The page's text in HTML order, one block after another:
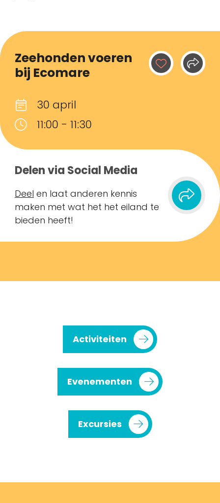
Zeehonden voeren
bij Ecomare
30 april
11:00 - 11:30
Delen via Social Media
Deel en laat anderen kennis
maken met wat het het eiland te
bieden heeft!
Activiteiten
Evenementen
Excursies